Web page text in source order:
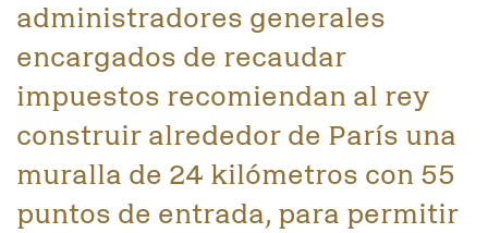
administradores generales
encargados de recaudar
impuestos recomiendan al rey
construir alrededor de París una
muralla de 24 kilómetros con 55
puntos de entrada, para permitir